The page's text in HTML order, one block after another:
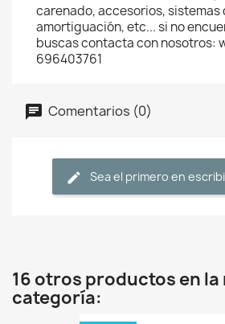
carenado, accesorios, sistemas
amortiguación, etc... si no
buscas contacta con nosotros:
696403761
Comentarios (0)
Sea el primero en
16 otros productos en la
categoría: